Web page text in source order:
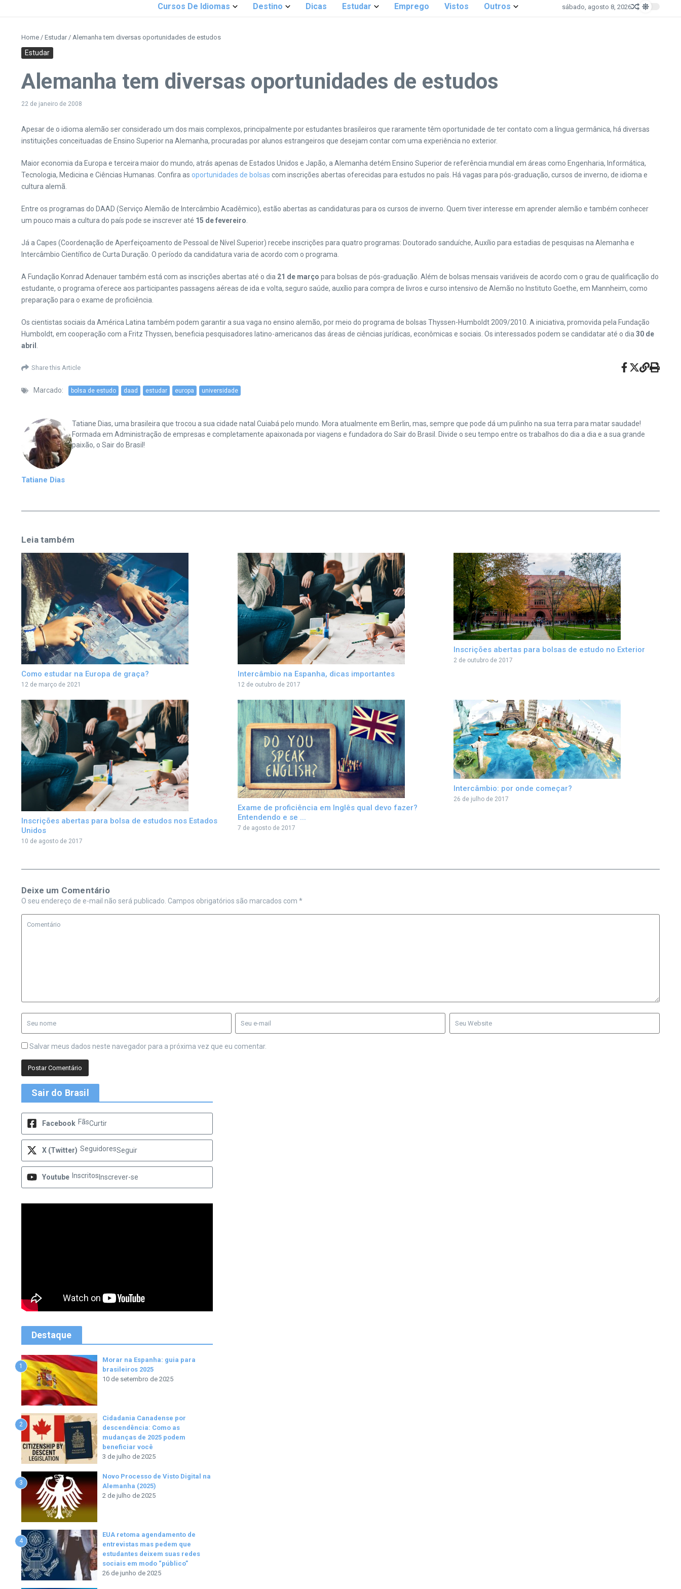
Cursos De Idiomas Destino Dicas Estudar Emprego Vistos Outros sábado, agosto 8, 2026
Home / Estudar / Alemanha tem diversas oportunidades de estudos
Estudar
Alemanha tem diversas oportunidades de estudos
22 de janeiro de 2008
Apesar de o idioma alemão ser considerado um dos mais complexos, principalmente por estudantes brasileiros que raramente têm oportunidade de ter contato com a língua germânica, há diversas
instituições conceituadas de Ensino Superior na Alemanha, procuradas por alunos estrangeiros que desejam contar com uma experiência no exterior.
Maior economia da Europa e terceira maior do mundo, atrás apenas de Estados Unidos e Japão, a Alemanha detém Ensino Superior de referência mundial em áreas como Engenharia, Informática,
Tecnologia, Medicina e Ciências Humanas. Confira as oportunidades de bolsas com inscrições abertas oferecidas para estudos no país. Há vagas para pós-graduação, cursos de inverno, de idioma e
cultura alemã.
Entre os programas do DAAD (Serviço Alemão de Intercâmbio Acadêmico), estão abertas as candidaturas para os cursos de inverno. Quem tiver interesse em aprender alemão e também conhecer
um pouco mais a cultura do país pode se inscrever até 15 de fevereiro
Já a Capes (Coordenação de Aperfeiçoamento de Pessoal de Nível Superior) recebe inscrições para quatro programas: Doutorado sanduíche, Auxílio para estadias de pesquisas na Alemanha e
Intercâmbio Científico de Curta Duração. O período da candidatura varia de acordo com o programa.
A Fundação Konrad Adenauer também está com as inscrições abertas até o dia 21 de março para bolsas de pós-graduação. Além de bolsas mensais variáveis de acordo com o grau de qualificação do
estudante, o programa oferece aos participantes passagens aéreas de ida e volta, seguro saúde, auxílio para compra de livros e curso intensivo de Alemão no Instituto Goethe, em Mannheim, como
preparação para o exame de proficiência.
Os cientistas sociais da América Latina também podem garantir a sua vaga no ensino alemão, por meio do programa de bolsas Thyssen-Humboldt 2009/2010. A iniciativa, promovida pela Fundação
Humboldt, em cooperação com a Fritz Thyssen, beneficia pesquisadores latino-americanos das áreas de ciências jurídicas, econômicas e sociais. Os interessados podem se candidatar até o dia 30 de
abril
Share this Article
Marcado: bolsa de estudo daad estudar europa universidade
Tatiane Dias
Tatiane Dias, uma brasileira que trocou a sua cidade natal Cuiabá pelo mundo. Mora atualmente em Berlin, mas, sempre que pode dá um pulinho na sua terra para matar saudade!
Formada em Administração de empresas e completamente apaixonada por viagens e fundadora do Sair do Brasil. Divide o seu tempo entre os trabalhos do dia a dia e a sua grande
paixão, o Sair do Brasil!
Leia também
Como estudar na Europa de graça?
12 de março de 2021
Intercâmbio na Espanha, dicas importantes
12 de outubro de 2017
Inscrições abertas para bolsas de estudo no Exterior
2 de outubro de 2017
Inscrições abertas para bolsa de estudos nos Estados
Unidos
10 de agosto de 2017
Exame de proficiência em Inglês qual devo fazer?
Entendendo e se ...
7 de agosto de 2017
Intercâmbio: por onde começar?
26 de julho de 2017
Deixe um Comentário
O seu endereço de e-mail não será publicado. Campos obrigatórios são marcados com *
Salvar meus dados neste navegador para a próxima vez que eu comentar.
Sair do Brasil
Facebook FãsCurtir
X (Twitter) SeguidoresSeguir
Youtube Inscritos Inscrever-se
Destaque
1
Morar na Espanha: guia para
brasileiros 2025
10 de setembro de 2025
2
Cidadania Canadense por
descendência: Como as
mudanças de 2025 podem
beneficiar você
3 de julho de 2025
3
Novo Processo de Visto Digital na
Alemanha (2025)
2 de julho de 2025
4
EUA retoma agendamento de
entrevistas mas pedem que
estudantes deixem suas redes
sociais em modo “público”
26 de junho de 2025